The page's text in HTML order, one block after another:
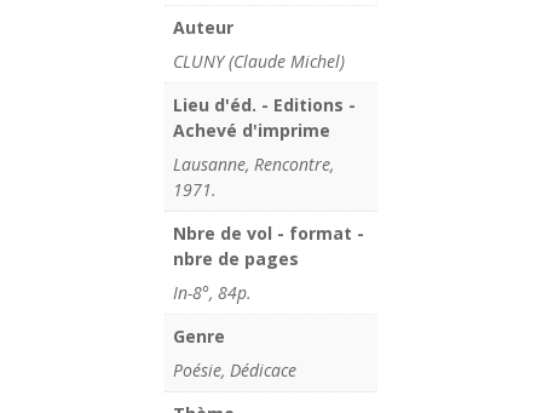
Auteur
CLUNY (Claude Michel)
Lieu d'éd. - Editions -
Achevé d'imprime
Lausanne, Rencontre,
1971.
Nbre de vol - format -
nbre de pages
In-8°, 84p.
Genre
Poésie, Dédicace